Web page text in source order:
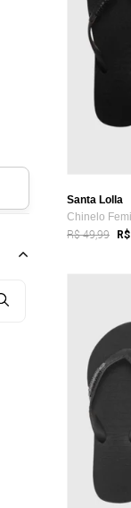
Santa Lolla
R$ 49,99